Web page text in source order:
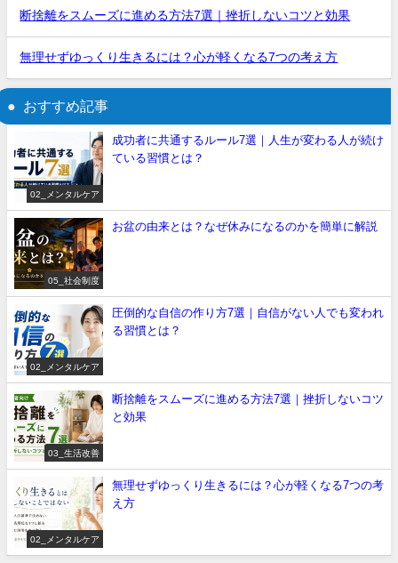
断捨離をスムーズに進める方法7選｜挫折しないコツと効果
無理せずゆっくり生きるには？心が軽くなる7つの考え方
おすすめ記事
02_メンタルケア
成功者に共通するルール7選｜人生が変わる人が続け
ている習慣とは？
05_社会制度
お盆の由来とは？なぜ休みになるのかを簡単に解説
02_メンタルケア
圧倒的な自信の作り方7選｜自信がない人でも変われ
る習慣とは？
03_生活改善
断捨離をスムーズに進める方法7選｜挫折しないコツ
と効果
02_メンタルケア
無理せずゆっくり生きるには？心が軽くなる7つの考
え方